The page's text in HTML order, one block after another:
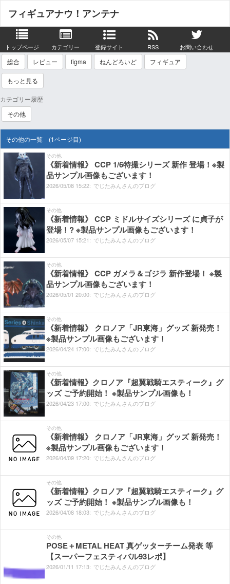
フィギュアナウ！アンテナ
トップページ カテゴリー 登録サイト RSS お問い合わせ
総合 レビュー figma ねんどろいど フィギュア
もっと見る
カテゴリー履歴
その他
その他の一覧 (1ページ目)
その他
《新着情報》 CCP 1/6特撮シリーズ 新作 登場！※製
品サンプル画像もございます！
2026/05/08 15:22: でじたみんさんのブログ
その他
《新着情報》 CCP ミドルサイズシリーズ に貞子が
登場！? ※製品サンプル画像もございます！
2026/05/07 15:21: でじたみんさんのブログ
その他
《新着情報》 CCP ガメラ＆ゴジラ 新作登場！ ※製
品サンプル画像もございます！
2026/05/01 20:00: でじたみんさんのブログ
その他
《新着情報》 クロノア「JR東海」グッズ 新発売！
※製品サンプル画像もございます！
2026/04/24 17:00: でじたみんさんのブログ
その他
《新着情報》クロノア『超翼戦騎エスティーク』グ
ッズ ご予約開始！ ※製品サンプル画像も！
2026/04/23 17:00: でじたみんさんのブログ
その他
《新着情報》 クロノア「JR東海」グッズ 新発売！
※製品サンプル画像もございます！
2026/04/09 17:20: でじたみんさんのブログ
その他
《新着情報》クロノア『超翼戦騎エスティーク』グ
ッズ ご予約開始！ ※製品サンプル画像も！
2026/04/08 18:03: でじたみんさんのブログ
その他
POSE＋METAL HEAT 真ゲッターチーム発表 等
【スーパーフェスティバル93レポ】
2026/01/11 17:13: でじたみんさんのブログ